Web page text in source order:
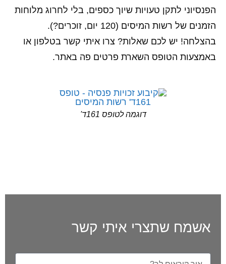
הפנסיוני לתקן טעויות שיוך כספים, בלי לחרוג מלוחות
הזמנים של רשות המיסים (120 יום, זוכרים?).
בהצלחה! יש לכם שאלות? צרו איתי קשר בטלפון או
באמצעות הטופס השארת פרטים פה באתר.
דוגמה לטופס 161ד'
אשמח שתצרי איתי קשר